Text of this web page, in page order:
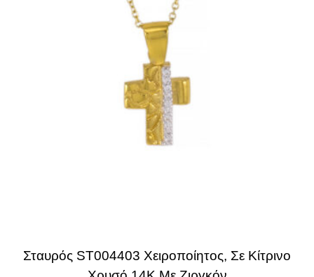
Σταυρός ST004403 Χειροποίητος, Σε Κίτρινο